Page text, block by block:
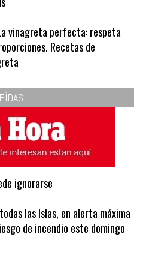
de premio | Recetas y
vinagreta perfecta: respeta
Recetas de
ignorarse
las Islas, en alerta máxima